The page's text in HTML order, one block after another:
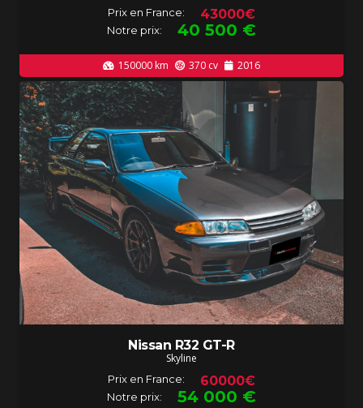
Prix en France: 43000€
Notre prix: 40 500 €
150000 km 370cv 2016
Nissan R32 GT-R
Skyline
Prix en France: 60000€
Notre prix: 54 000 €